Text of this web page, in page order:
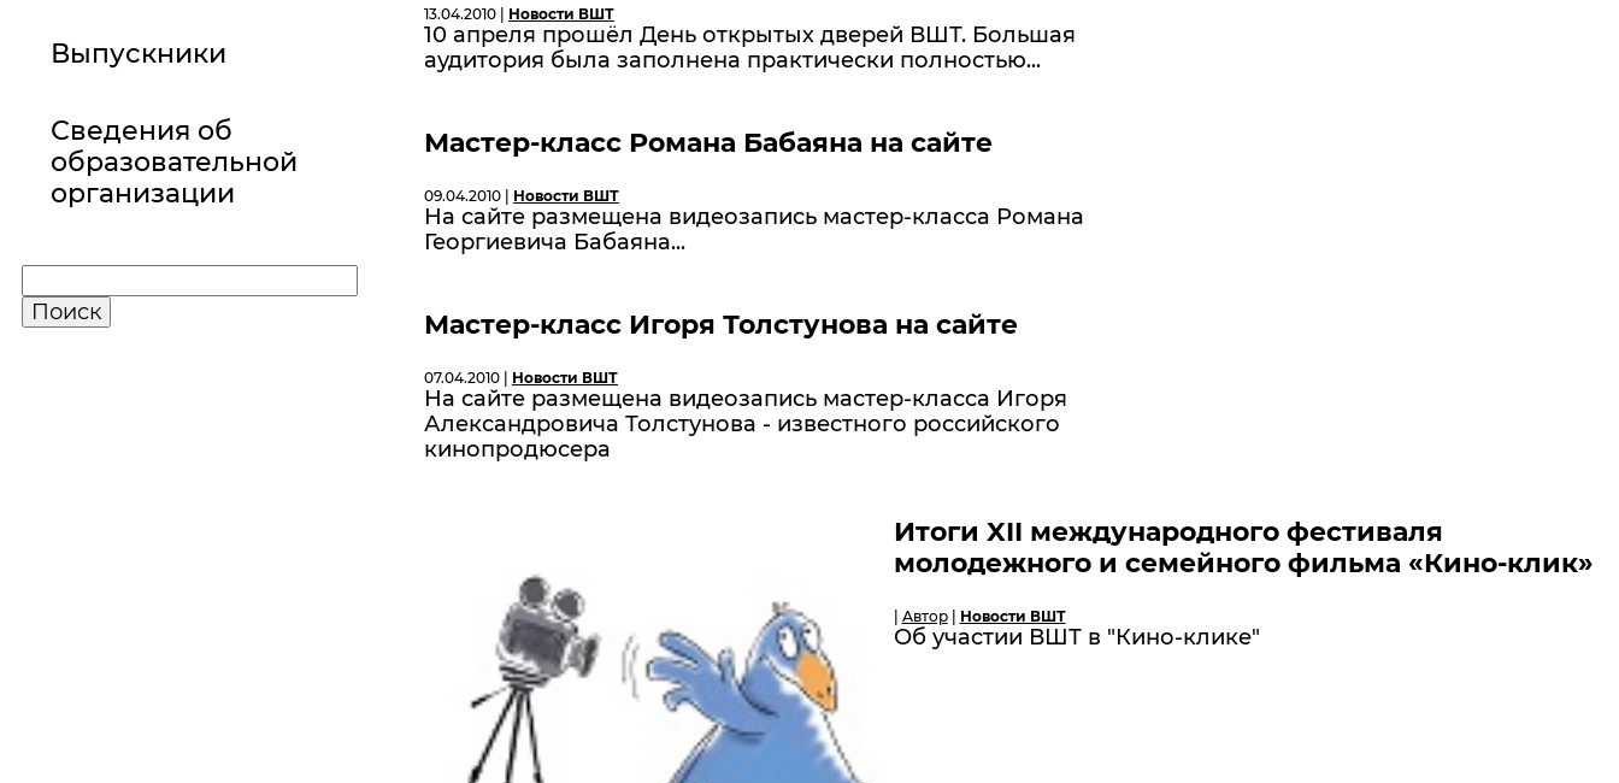
Выпускники
Сведения об
образовательной
организации
13.04.2010 | Новости ВШТ
10 апреля прошёл День открытых дверей ВШТ. Большая
аудитория была заполнена практически полностью...
Мастер-класс Романа Бабаяна на сайте
09.04.2010 | Новости ВШТ
На сайте размещена видеозапись мастер-класса Романа
Георгиевича Бабаяна...
Мастер-класс Игоря Толстунова на сайте
07.04.2010 | Новости ВШТ
На сайте размещена видеозапись мастер-класса Игоря
Александровича Толстунова - известного российского
кинопродюсера
Итоги XII международного фестиваля
молодежного и семейного фильма «Кино-клик»
Автор| Новости ВШТ
Об участии ВШТ в "Кино-клике"